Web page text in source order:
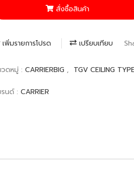
สั่งซื้อสินค้า
เพิ่มรายการโปรด เปรียบเทียบ
ดหมู่ : CARRIERBIG , TGV CEILING
นด์ : CARRIER